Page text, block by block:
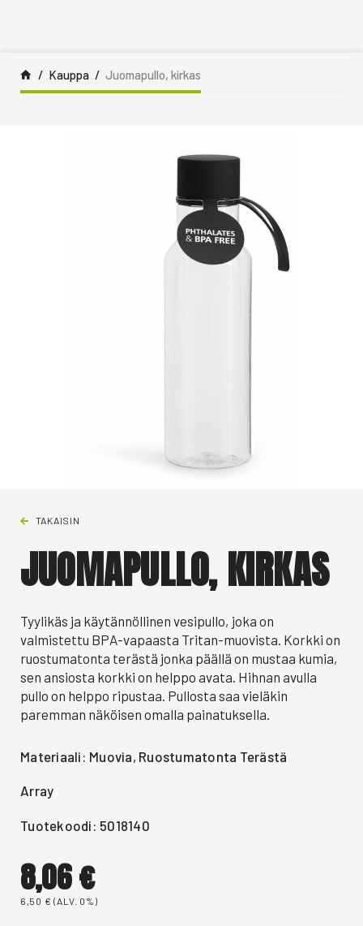
Kauppa Juomapullo, kirkas
TAKAISIN
JUOMAPULLO, KIRKAS
Tyylikäs ja käytännöllinen vesipullo, joka on
valmistettu BPA-vapaasta Tritan-muovista. Korkki on
ruostumatonta terästä jonka päällä on mustaa kumia,
sen ansiosta korkki on helppo avata. Hihnan avulla
pullo on helppo ripustaa. Pullosta saa vieläkin
paremman näköisen omalla painatuksella.
Materiaali: Muovia, Ruostumatonta Terästä
Array
Tuotekoodi: 5018140
8,06€
6,50 € (ALV. 0%)